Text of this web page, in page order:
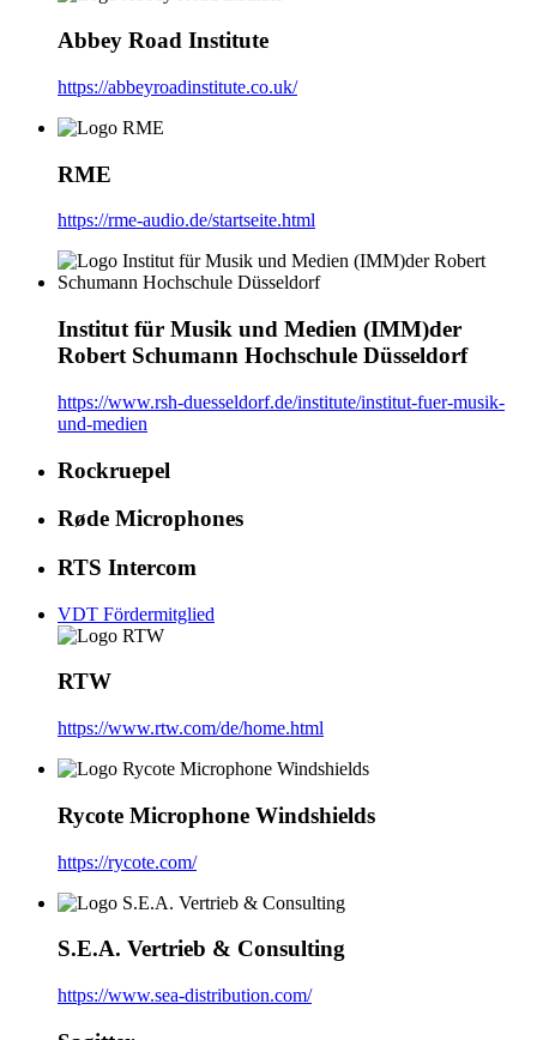
Abbey Road Institute
https://abbeyroadinstitute.co.uk/
RME
https://rme-audio.de/startseite.html
Institut für Musik und Medien (IMM)der
Robert Schumann Hochschule Düsseldorf
https://www.rsh-duesseldorf.de/institute/institut-fuer-musik-
und-medien
Rockruepel
Røde Microphones
RTS Intercom
VDT Fördermitglied
RTW
https://www.rtw.com/de/home.html
Rycote Microphone Windshields
https://rycote.com/
S.E.A. Vertrieb & Consulting
https://www.sea-distribution.com/